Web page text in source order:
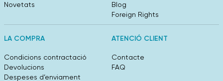
Novetats
Blog
Foreign Rights
LA COMPRA
Condicions contractació
Devolucions
Despeses d’enviament
ATENCIÓ CLIENT
Contacte
FAQ